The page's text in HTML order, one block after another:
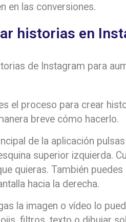
en las conversiones.
historias en
el proceso para crear
breve cómo hacerlo.
de la aplicación
superior izquierda.
quieras. También
hacia la derecha.
la imagen o vídeo lo